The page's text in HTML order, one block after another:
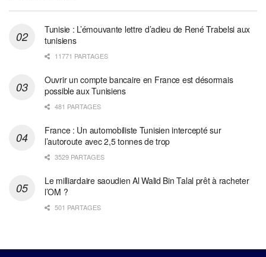
Tunisie : L’émouvante lettre d’adieu de René Trabelsi aux
tunisiens
11771 PARTAGES
Ouvrir un compte bancaire en France est désormais
possible aux Tunisiens
481 PARTAGES
France : Un automobiliste Tunisien intercepté sur
l’autoroute avec 2,5 tonnes de trop
3529 PARTAGES
Le milliardaire saoudien Al Walid Bin Talal prêt à racheter
l’OM ?
501 PARTAGES